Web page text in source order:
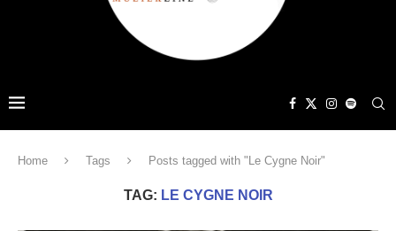
Home Tags Posts tagged with "Le Cygne Noir"
TAG: LE CYGNE NOIR